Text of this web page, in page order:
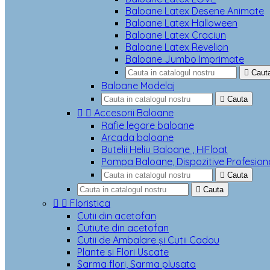
Baloane Latex Desene Animate
Baloane Latex Halloween
Baloane Latex Craciun
Baloane Latex Revelion
Baloane Jumbo Imprimate

Baloane Modelaj
 Cauta
  Accesorii Baloane
Rafie legare baloane
Arcada baloane
Butelii Heliu Baloane , HiFloat
Pompa Baloane, Dispozitive
 Cauta
 Cauta
  Floristica
Cutii din acetofan
Cutiute din acetofan
Cutii de Ambalare și Cutii Cadou
Plante si Flori Uscate
Sarma flori, Sarma plusata